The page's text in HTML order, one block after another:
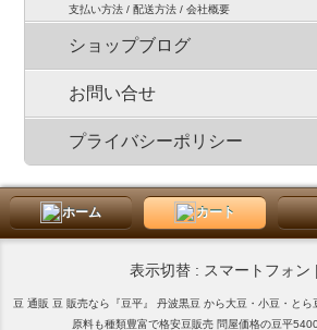
支払い方法 / 配送方法 / 会社概要
ショップブログ
お問い合せ
プライバシーポリシー
ホーム カート
表示切替 : スマートフォン |
豆 通販 豆 販売なら『豆平』 丹波黒豆 から大豆・小豆・と
原料も種類豊富で格安豆販売 問屋価格の豆平